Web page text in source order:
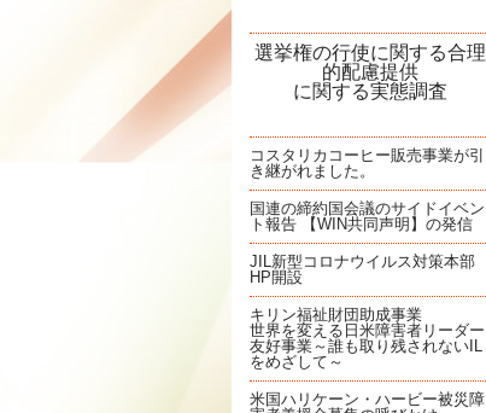
選挙権の行使に関する合理
的配慮提供
に関する実態調査
コスタリカコーヒー販売事業が引
き継がれました。
国連の締約国会議のサイドイベン
ト報告 【WIN共同声明】の発信
JIL新型コロナウイルス対策本部
HP開設
キリン福祉財団助成事業
世界を変える日米障害者リーダー
友好事業～誰も取り残されないIL
をめざして～
米国ハリケーン・ハービー被災障